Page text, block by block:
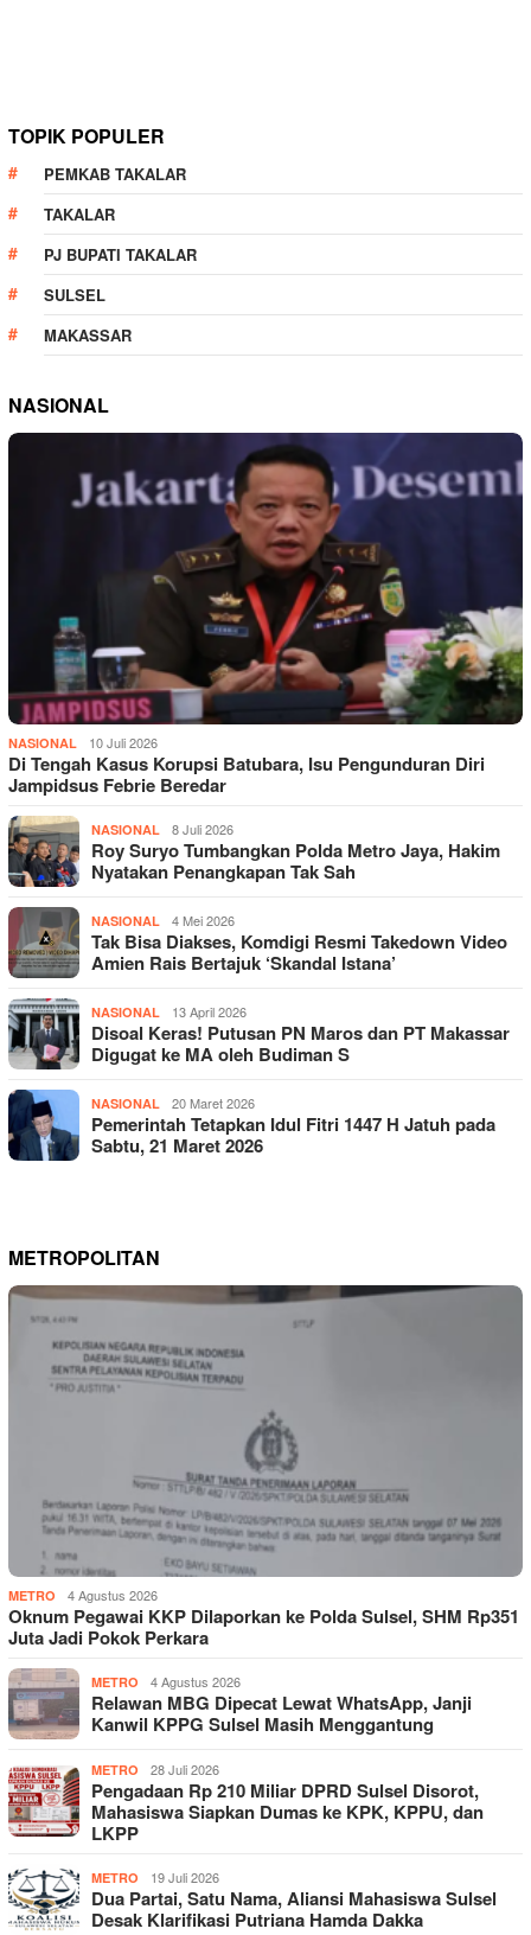
TOPIK POPULER
PEMKAB TAKALAR
TAKALAR
PJ BUPATI TAKALAR
SULSEL
MAKASSAR
NASIONAL
NASIONAL 10 Juli 2026
Di Tengah Kasus Korupsi Batubara, Isu Pengunduran Diri
Jampidsus Febrie Beredar
NASIONAL 8 Juli 2026
Roy Suryo Tumbangkan Polda Metro Jaya, Hakim
Nyatakan Penangkapan Tak Sah
NASIONAL 4 Mei 2026
Tak Bisa Diakses, Komdigi Resmi Takedown Video
Amien Rais Bertajuk ‘Skandal Istana’
NASIONAL 13 April 2026
Disoal Keras! Putusan PN Maros dan PT Makassar
Digugat ke MA oleh Budiman S
NASIONAL 20 Maret 2026
Pemerintah Tetapkan Idul Fitri 1447 H Jatuh pada
Sabtu, 21 Maret 2026
METROPOLITAN
METRO 4 Agustus 2026
Oknum Pegawai KKP Dilaporkan ke Polda Sulsel, SHM Rp351
Juta Jadi Pokok Perkara
METRO 4 Agustus 2026
Relawan MBG Dipecat Lewat WhatsApp, Janji
Kanwil KPPG Sulsel Masih Menggantung
METRO 28 Juli 2026
Pengadaan Rp 210 Miliar DPRD Sulsel Disorot,
Mahasiswa Siapkan Dumas ke KPK, KPPU, dan
LKPP
METRO 19 Juli 2026
Dua Partai, Satu Nama, Aliansi Mahasiswa Sulsel
Desak Klarifikasi Putriana Hamda Dakka